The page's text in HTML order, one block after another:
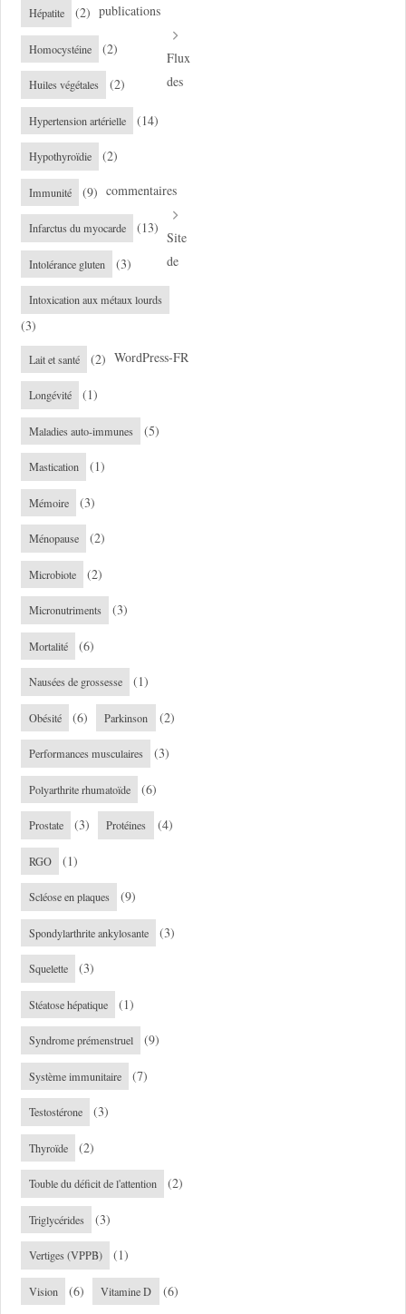
Hépatite (2)
Homocystéine (2)
Huiles végétales (2)
Hypertension artérielle (14)
Hypothyroïdie (2)
Immunité (9)
Infarctus du myocarde (13)
Intolérance gluten (3)
Intoxication aux métaux lourds
(3)
Lait et santé (2)
Longévité (1)
Maladies auto-immunes (5)
Mastication (1)
Mémoire (3)
Ménopause (2)
Microbiote (2)
Micronutriments (3)
Mortalité (6)
Nausées de grossesse (1)
Obésité (6) Parkinson (2)
Performances musculaires (3)
Polyarthrite rhumatoïde (6)
Prostate (3) Protéines (4)
RGO (1)
Scléose en plaques (9)
Spondylarthrite ankylosante (3)
Squelette (3)
Stéatose hépatique (1)
Syndrome prémenstruel (9)
Système immunitaire (7)
Testostérone (3)
Thyroïde (2)
Touble du déficit de l'attention (2)
Triglycérides (3)
Vertiges (VPPB) (1)
Vision (6) Vitamine D (6)
publications
Flux
des
commentaires
Site
de
WordPress-FR